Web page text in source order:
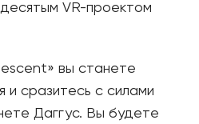
VR-проектом
вы станете
и сразитесь с силами
Даггус. Вы будете